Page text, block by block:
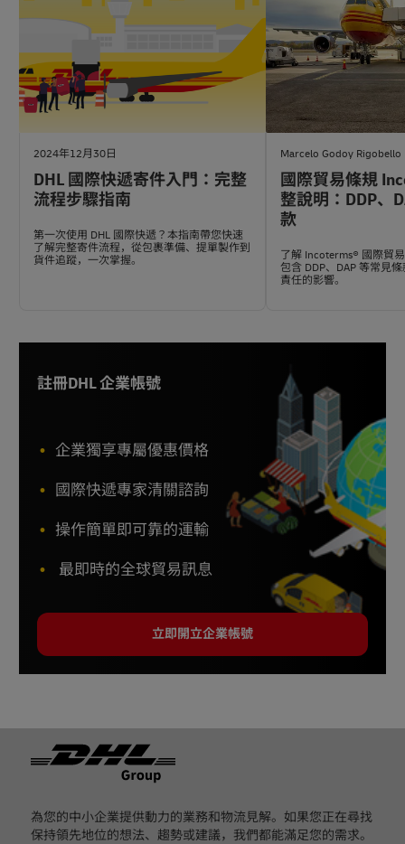
2024年12月30日
DHL 國際快遞寄件入門：完整
流程步驟指南
第一次使用 DHL 國際快遞？本指南帶您快速
了解完整寄件流程，從包裹準備、提單製作到
貨件追蹤，一次掌握。
Marcelo Godoy Rigobello
國際貿易條規
整說明：DDP、
款
了解 Incoterms® 國際貿
包含 DDP、DAP 等常見
責任的影響。
註冊DHL 企業帳號
企業獨享專屬優惠價格
國際快遞專家清關諮詢
操作簡單即可靠的運輸
最即時的全球貿易訊息
立即開立企業帳號
為您的中小企業提供動力的業務和物流見解。如果您正在尋找
保持領先地位的想法、趨勢或建議，我們都能滿足您的需求。